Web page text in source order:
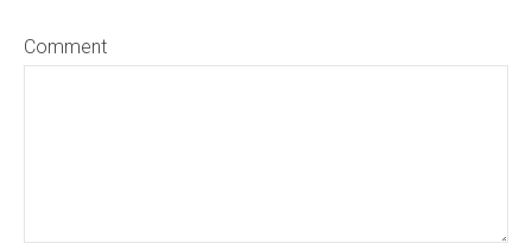
Comment